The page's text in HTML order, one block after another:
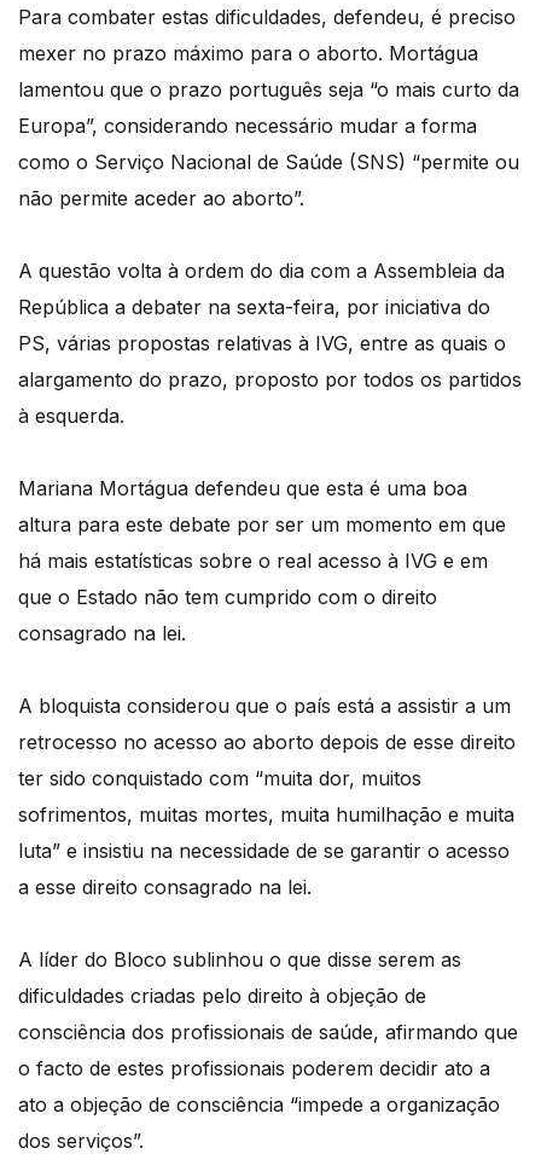
Para combater estas dificuldades, defendeu, é preciso
mexer no prazo máximo para o aborto. Mortágua
lamentou que o prazo português seja “o mais curto da
Europa”, considerando necessário mudar a forma
como o Serviço Nacional de Saúde (SNS) “permite ou
não permite aceder ao aborto”.
A questão volta à ordem do dia com a Assembleia da
República a debater na sexta-feira, por iniciativa do
PS, várias propostas relativas à IVG, entre as quais o
alargamento do prazo, proposto por todos os partidos
à esquerda.
Mariana Mortágua defendeu que esta é uma boa
altura para este debate por ser um momento em que
há mais estatísticas sobre o real acesso à IVG e em
que o Estado não tem cumprido com o direito
consagrado na lei.
A bloquista considerou que o país está a assistir a um
retrocesso no acesso ao aborto depois de esse direito
ter sido conquistado com “muita dor, muitos
sofrimentos, muitas mortes, muita humilhação e muita
luta” e insistiu na necessidade de se garantir o acesso
a esse direito consagrado na lei.
A líder do Bloco sublinhou o que disse serem as
dificuldades criadas pelo direito à objeção de
consciência dos profissionais de saúde, afirmando que
o facto de estes profissionais poderem decidir ato a
ato a objeção de consciência “impede a organização
dos serviços”.